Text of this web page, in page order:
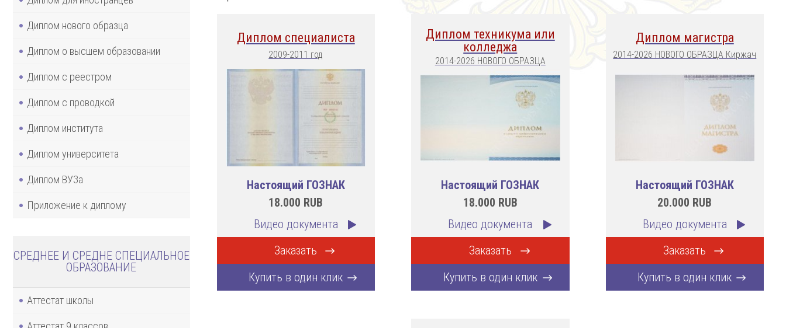
Диплом нового образца
Диплом о высшем образовании
Диплом с реестром
Диплом с проводкой
Диплом института
Диплом университета
Диплом ВУЗа
Приложение к диплому
СРЕДНЕЕ И СРЕДНЕ СПЕЦИАЛЬНОЕ
ОБРАЗОВАНИЕ
Аттестат школы
Диплом специалиста
2009-2011 год
Настоящий ГОЗНАК
18.000 RUB
Видео документа
Заказать
Купить в один клик
Диплом техникума или
колледжа
2014-2026 НОВОГО ОБРАЗЦА
Настоящий ГОЗНАК
18.000 RUB
Видео документа
Заказать
Купить в один клик
Диплом магистра
2014-2026 НОВОГО ОБРАЗЦА Киржач
Настоящий ГОЗНАК
20.000 RUB
Видео документа
Заказать
Купить в один клик